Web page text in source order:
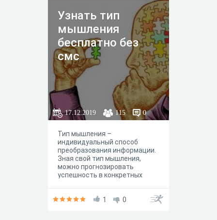
Узнать тип
мышления
бесплатно без
смс
17.12.2019 115 0
Тип мышления –
индивидуальный способ
преобразования информации.
Зная свой тип мышления,
можно прогнозировать
успешность в конкретных
базовых типа мышления,
1 0